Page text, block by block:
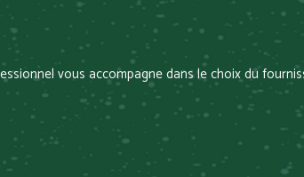
vous accompagne dans le choix du